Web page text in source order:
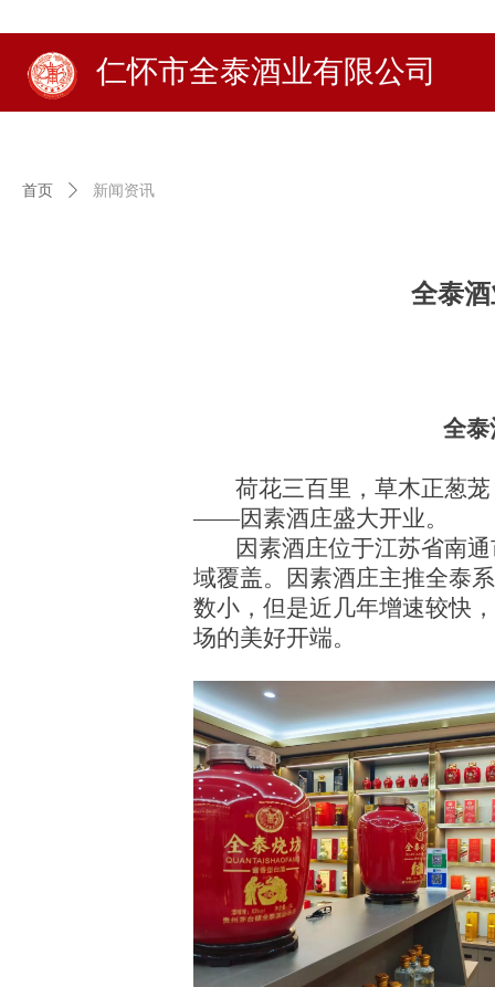
仁怀市全泰酒业有限公司
全泰
首页 ꄲ 新闻资讯
全
荷花三百里，草木正葱
——因素酒庄盛大开业。
因素酒庄位于江苏省南
域覆盖。因素酒庄主推全泰
数小，但是近几年增速较快
场的美好开端。